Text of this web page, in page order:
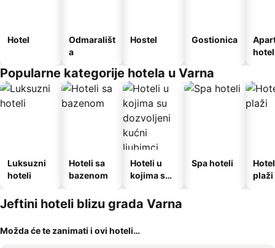
Hotel
Odmarališt
a
Hostel Gostionica
hotel
Popularne kategorije hotela u Varna
Luksuzni
hoteli
Hoteli sa
bazenom
Hoteli u
kojima su
kućni
ljubimci
Spa hoteli
plaži
Jeftini hoteli blizu grada Varna
Možda će te zanimati i ovi hoteli…